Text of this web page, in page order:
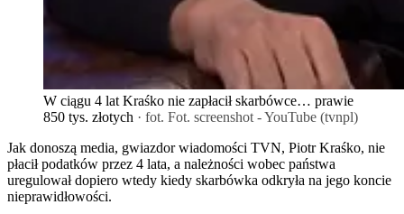
W ciągu 4 lat Kraśko nie zapłacił skarbówce… prawie
850 tys. złotych · fot. Fot. screenshot - YouTube (tvnpl)
Jak donoszą media, gwiazdor wiadomości TVN, Piotr Kraśko, nie
płacił podatków przez 4 lata, a należności wobec państwa
uregulował dopiero wtedy kiedy skarbówka odkryła na jego koncie
nieprawidłowości.